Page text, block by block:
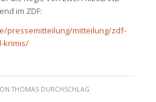
im ZDF:
pressemitteilung/mitteilung/zdf-
krimis/
THOMAS DURCHSCHLAG